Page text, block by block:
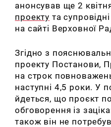
анонсував ще 2
проекту та
на сайті Верховної
Згідно з
проекту Постанови,
на строк
наступні 4,5 роки. У
йдеться, що проєкт
обговорення із
також він не